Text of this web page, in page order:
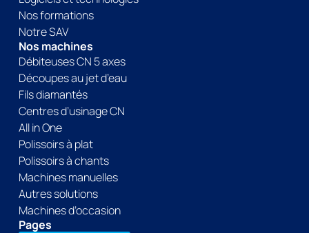
Nos formations
Notre SAV
Nos machines
Débiteuses CN 5 axes
Découpes au jet d’eau
Fils diamantés
Centres d’usinage CN
All in One
Polissoirs à plat
Polissoirs à chants
Machines manuelles
Autres solutions
Machines d’occasion
Pages